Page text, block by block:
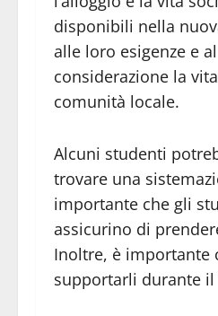
disponibili nella
alle loro esigenze e
considerazione la
comunità locale.
Alcuni studenti
trovare una
importante che gli
assicurino di
Inoltre, è importante
supportarli durante